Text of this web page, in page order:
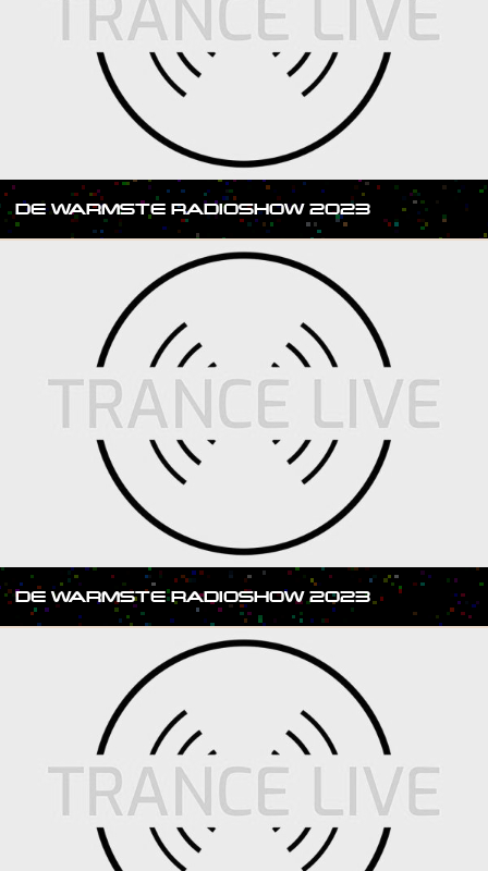
DE WARMSTE RADIOSHOW 2023
DE WARMSTE RADIOSHOW 2023